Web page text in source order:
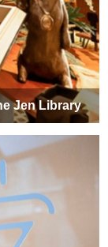
Jen Library